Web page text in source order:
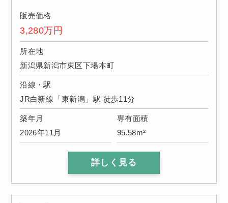
販売価格
3,280万円
所在地
新潟県新潟市東区下場本町
沿線・駅
JR白新線「東新潟」駅 徒歩11分
築年月
2026年11月
専有面積
95.58m²
詳しく見る